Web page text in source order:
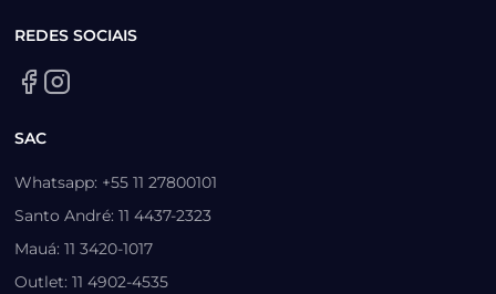
REDES SOCIAIS
SAC
Whatsapp: +55 11 27800101
Santo André: 11 4437-2323
Mauá: 11 3420-1017
Outlet: 11 4902-4535